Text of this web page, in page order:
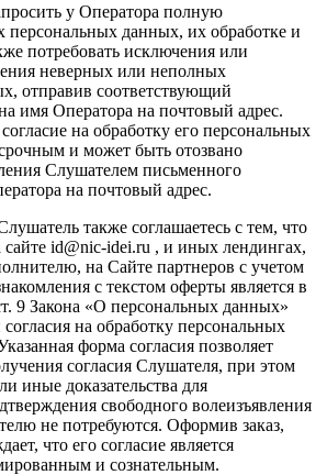
у Оператора полную
данных, их обработке и
потребовать исключения или
неверных или неполных
отправив соответствующий
имя Оператора на почтовый адрес.
на обработку его персональных
и может быть отозвано
Слушателем письменного
на почтовый адрес.
также соглашаетесь с тем, что
сайте id@nic-idei.ru , и иных лендингах,
на Сайте партнеров с учетом
с текстом оферты является в
9 Закона «О персональных данных»
на обработку персональных
форма согласия позволяет
согласия Слушателя, при этом
иные доказательства для
свободного волеизъявления
не потребуются. Оформив заказ,
что его согласие является
и сознательным.